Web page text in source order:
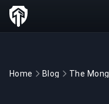
Home Blog